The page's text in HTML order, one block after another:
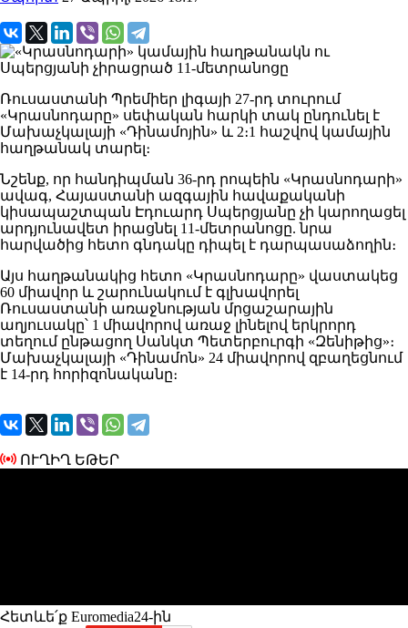
Ռուսաստանի Պրեմիեր լիգայի 27-րդ տուրում
«Կրասնոդարը» սեփական հարկի տակ ընդունել է
Մախաչկալայի «Դինամոյին» և 2։1 հաշվով կամային
հաղթանակ տարել։
​Նշենք, որ հանդիպման 36-րդ րոպեին «Կրասնոդարի»
ավագ, Հայաստանի ազգային հավաքականի
կիսապաշտպան Էդուարդ Սպերցյանը չի կարողացել
արդյունավետ իրացնել 11-մետրանոցը. նրա
հարվածից հետո գնդակը դիպել է դարպասաձողին։
​Այս հաղթանակից հետո «Կրասնոդարը» վաստակեց
60 միավոր և շարունակում է գլխավորել
Ռուսաստանի առաջնության մրցաշարային
աղյուսակը՝ 1 միավորով առաջ լինելով երկրորդ
տեղում ընթացող Սանկտ Պետերբուրգի «Զենիթից»։
Մախաչկալայի «Դինամոն» 24 միավորով զբաղեցնում
է 14-րդ հորիզոնականը։
ՈՒՂԻՂ ԵԹԵՐ
Հետևե՛ք Euromedia24-ին